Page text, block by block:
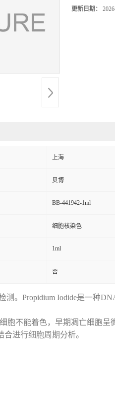
更新日期：
上海
贝博
BB-441942-1ml
细胞核染色
1ml
否
测。Propidium Iodide是一种
胞不能着色，早期凋亡细胞
进行细胞周期分析。